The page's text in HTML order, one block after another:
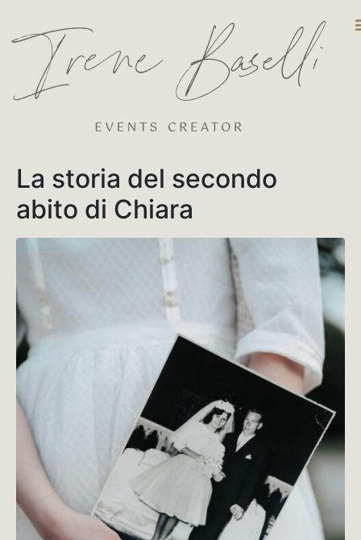
La storia del secondo
abito di Chiara